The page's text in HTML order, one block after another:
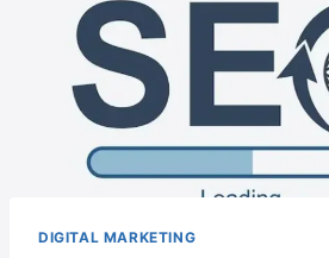
DIGITAL MARKETING